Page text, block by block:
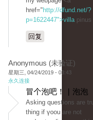
href=" http://dfund.net/?
p=1622447">villapinus
回复
Anonymous (未验证)
星期三, 04/24/2019 - 03:43
永久连接
冒个泡吧！ | 泡泡
Аsking questions are
thing if үoou are not